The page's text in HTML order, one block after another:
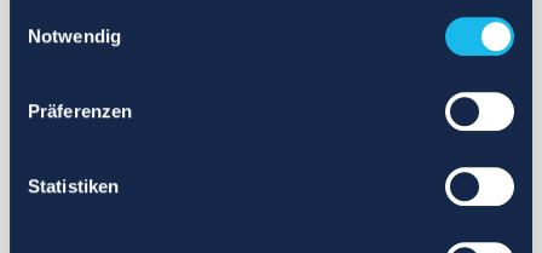
Notwendig
Präferenzen
Statistiken